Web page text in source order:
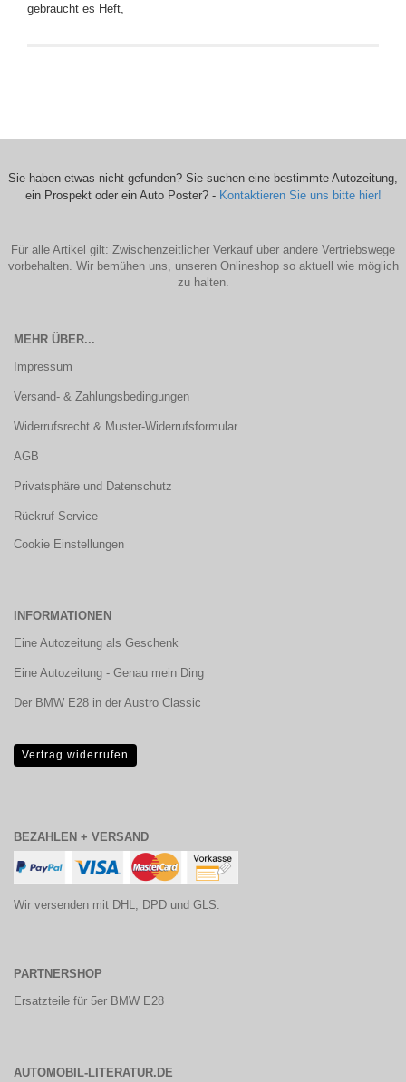
gebraucht es Heft,
Sie haben etwas nicht gefunden? Sie suchen eine bestimmte Autozeitung,
ein Prospekt oder ein Auto Poster? - Kontaktieren Sie uns bitte hier!
Für alle Artikel gilt: Zwischenzeitlicher Verkauf über andere Vertriebswege
vorbehalten. Wir bemühen uns, unseren Onlineshop so aktuell wie möglich
zu halten.
MEHR ÜBER...
Impressum
Versand- & Zahlungsbedingungen
Widerrufsrecht & Muster-Widerrufsformular
AGB
Privatsphäre und Datenschutz
Rückruf-Service
Cookie Einstellungen
INFORMATIONEN
Eine Autozeitung als Geschenk
Eine Autozeitung - Genau mein Ding
Der BMW E28 in der Austro Classic
Vertrag widerrufen
BEZAHLEN + VERSAND
Wir versenden mit DHL, DPD und GLS.
PARTNERSHOP
Ersatzteile für 5er BMW E28
AUTOMOBIL-LITERATUR.DE